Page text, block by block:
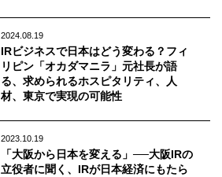
利用規約
運営会社
2024.08.19
IRビジネスで日本はどう変わる？フィ
リピン「オカダマニラ」元社長が語
る、求められるホスピタリティ、人
材、東京で実現の可能性
2023.10.19
「大阪から日本を変える」──大阪IRの
立役者に聞く、IRが日本経済にもたら